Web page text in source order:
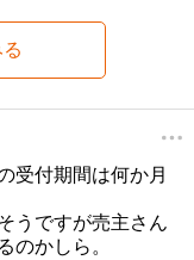
受付期間は何か月
うですが売主さん
のかしら。